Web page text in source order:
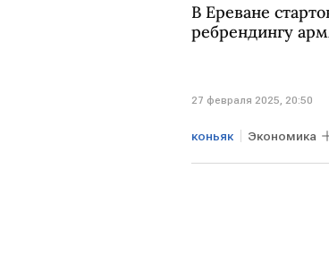
В Ереване
ребрендингу
27 февраля 2025, 20:50
коньяк Экономика